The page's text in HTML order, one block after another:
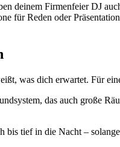
deinem Firmenfeier DJ
für Reden oder
was dich erwartet. Für
das auch große
tief in die Nacht –